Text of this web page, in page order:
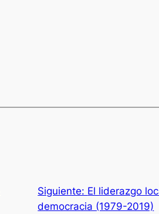
Siguiente: El liderazgo
democracia (1979-2019)